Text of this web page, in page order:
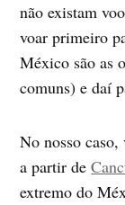
não existam
voar primeiro
México são as
comuns) e daí
No nosso
a partir de
extremo do